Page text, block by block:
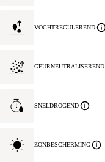
VOCHTREGULEREND
GEURNEUTRALISEREND
SNELDROGEND
ZONBESCHERMING